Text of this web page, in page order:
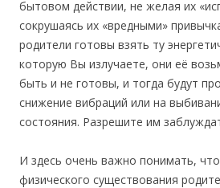
бытовом действии, не желая их
сокрушаясь их «вредными»
родители готовы взять ту
которую Вы излучаете, они её
быть и не готовы, и тогда будут
снижение вибраций или на
состояния. Разрешите им
И здесь очень важно понимать,
физического существования